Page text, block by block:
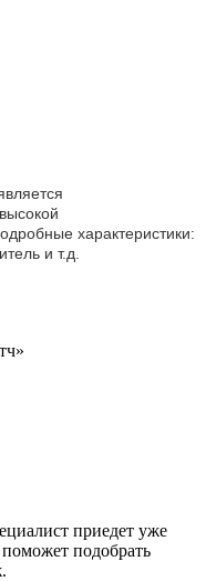
характеристики:
и т.д.
приедет уже
поможет подобрать